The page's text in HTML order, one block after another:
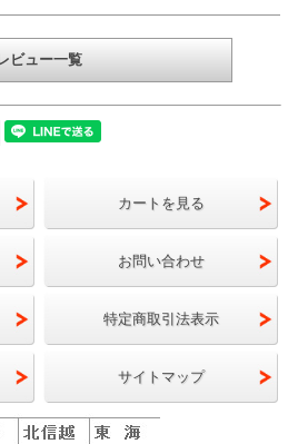
ました。
積の大地に夢をか
ど全ての先人たち
こだわり 一貫
等級品質検査、低
して行います。精
スターが、お米の
し、うまみを残す
行っています。
りごはん！
ビュー一覧
カートを見る
お問い合わせ
特定商取引法表示
サイトマップ